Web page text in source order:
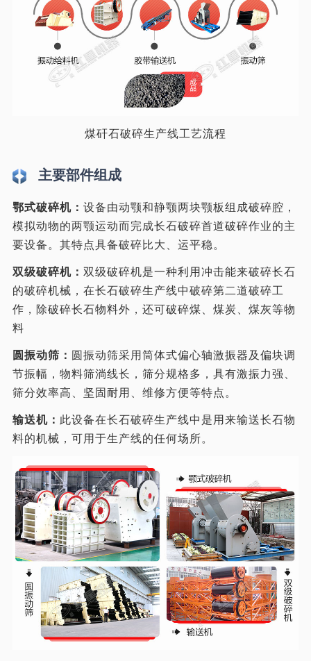
煤矸石破碎生产线工艺流程
主要部件组成
鄂式破碎机： 设备由动颚和静颚两块颚板组成破碎腔，
模拟动物的两颚运动而完成长石破碎首道破碎作业的主
要设备。其特点具备破碎比大、运平稳。
双级破碎机： 双级破碎机是一种利用冲击能来破碎长石
的破碎机械，在长石破碎生产线中破碎第二道破碎工
作，除破碎长石物料外，还可破碎煤、煤炭、煤灰等物
料
圆振动筛： 圆振动筛采用筒体式偏心轴激振器及偏块调
节振幅，物料筛淌线长，筛分规格多，具有激振力强、
筛分效率高、坚固耐用、维修方便等特点。
输送机： 此设备在长石破碎生产线中是用来输送长石物
料的机械，可用于生产线的任何场所。